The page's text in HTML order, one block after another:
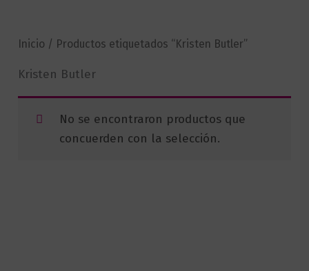
Inicio / Productos etiquetados “Kristen Butler”
Kristen Butler
No se encontraron productos que
concuerden con la selección.